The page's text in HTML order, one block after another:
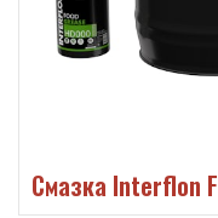
Смазка Interflon